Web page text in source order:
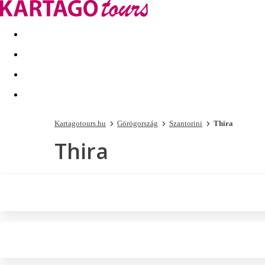
Kapcsolat Nyár 2026 Last Minute
Kartagotours.hu Görögország Szantorini Thira
Thira